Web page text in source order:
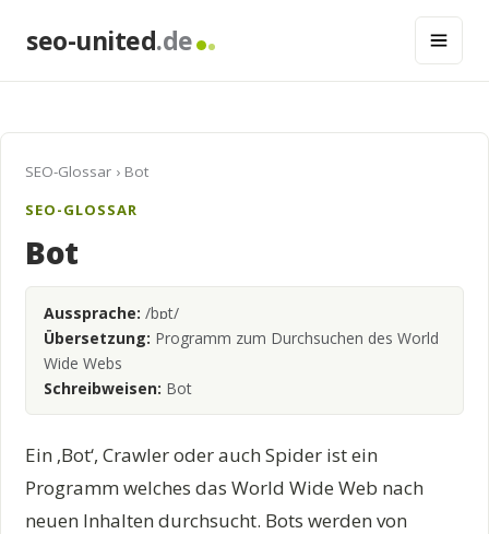
seo-united.de
SEO-Glossar › Bot
SEO-GLOSSAR
Bot
Aussprache: /bɒt/
Übersetzung: Programm zum Durchsuchen des World
Wide Webs
Schreibweisen: Bot
Ein ‚Bot‘, Crawler oder auch Spider ist ein
Programm welches das World Wide Web nach
neuen Inhalten durchsucht. Bots werden von